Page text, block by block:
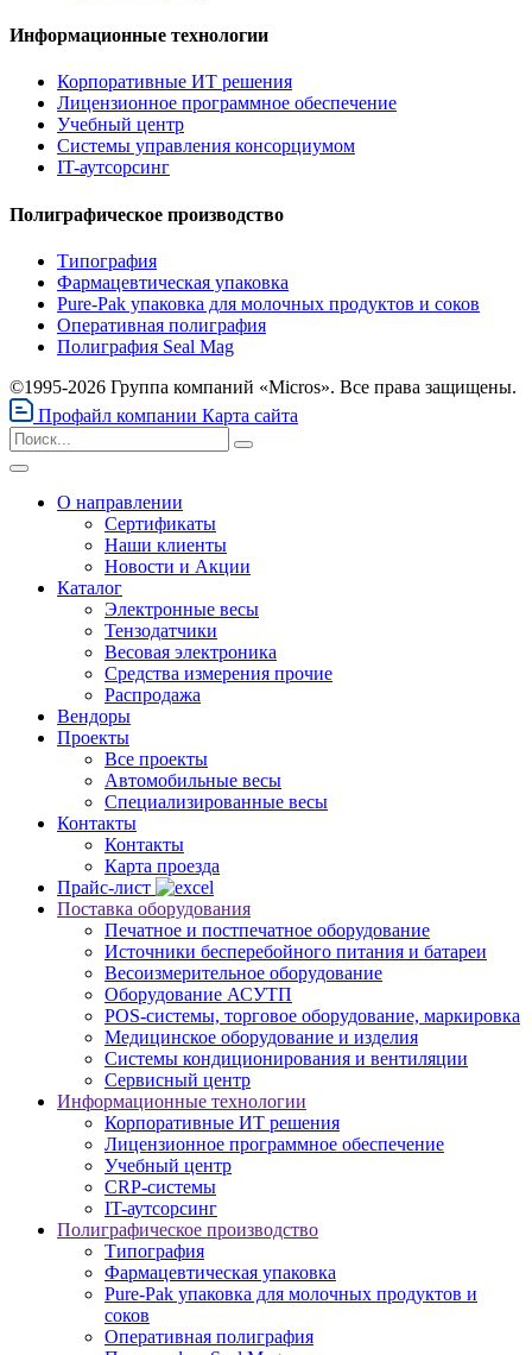
Информационные технологии
Корпоративные ИТ решения
Лицензионное программное обеспечение
Учебный центр
Системы управления консорциумом
IT-аутсорсинг
Полиграфическое производство
Типография
Фармацевтическая упаковка
Pure-Pak упаковка для молочных продуктов и соков
Оперативная полиграфия
Полиграфия Seal Mag
©1995-2026 Группа компаний «Micros». Все права защищены.
Профайл компании Карта сайта
О направлении
Сертификаты
Наши клиенты
Новости и Акции
Каталог
Электронные весы
Тензодатчики
Весовая электроника
Средства измерения прочие
Распродажа
Вендоры
Проекты
Все проекты
Автомобильные весы
Специализированные весы
Контакты
Контакты
Карта проезда
Прайс-лист
Поставка оборудования
Печатное и постпечатное оборудование
Источники бесперебойного питания и батареи
Весоизмерительное оборудование
Оборудование АСУТП
POS-системы, торговое оборудование, маркировка
Медицинское оборудование и изделия
Системы кондиционирования и вентиляции
Сервисный центр
Информационные технологии
Корпоративные ИТ решения
Лицензионное программное обеспечение
Учебный центр
CRP-системы
IT-аутсорсинг
Полиграфическое производство
Типография
Фармацевтическая упаковка
Pure-Pak упаковка для молочных продуктов и
соков
Оперативная полиграфия